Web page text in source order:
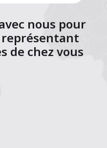
nous pour
de chez vous